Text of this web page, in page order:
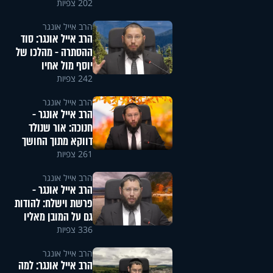
202 צפיות
הרב אייל אונגר
הרב אייל אונגר: סוד
ההסתרה - מהלכו של
יוסף מול אחיו
242 צפיות
הרב אייל אונגר
הרב אייל אונגר -
חנוכה: אור שנולד
דווקא מתוך החושך
261 צפיות
הרב אייל אונגר
הרב אייל אונגר -
פרשת וישלח: להודות
גם על המובן מאליו
336 צפיות
הרב אייל אונגר
הרב אייל אונגר: למה